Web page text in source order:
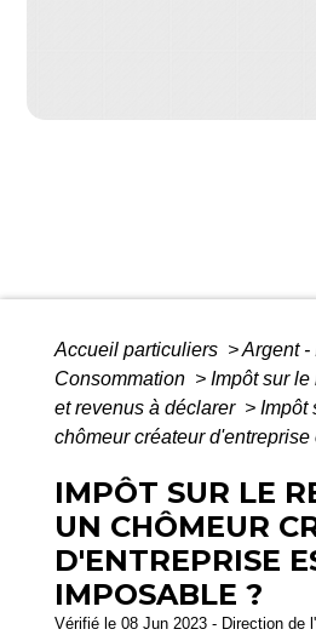
Accueil particuliers >Argent -
Consommation > Impôt sur
et revenus à déclarer > Impôt
chômeur créateur
IMPÔT SUR LE
UN CHÔMEUR
D'ENTREPRISE
IMPOSABLE ?
Vérifié le 08 Jun 2023 - Direction de